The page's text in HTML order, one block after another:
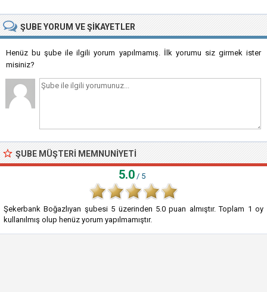
ŞUBEYORUM VE ŞIKAYETLER
Henüz bu şube ile ilgili yorum yapılmamış. İlk yorumu siz girmek ister
misiniz?
ŞUBE MÜŞTERI MEMNUNIYETI
5.0 / 5
Şekerbank Boğazlıyan şubesi 5 üzerinden 5.0 puan almıştır. Toplam 1 oy
kullanılmış olup henüz yorum yapılmamıştır.